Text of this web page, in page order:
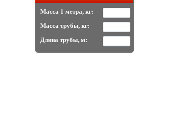
Масса 1 метра, кг:
Масса трубы, кг:
Длина трубы, м: